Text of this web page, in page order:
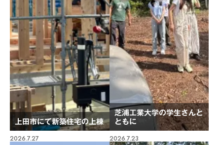
上田市にて新築住宅の上棟
芝浦工業大学の学生さんと
ともに
2026.7.27 2026.7.23